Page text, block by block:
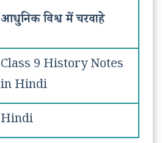
आधुनिक विश्व में चरवाहे
Class 9 History Notes
in Hindi
Hindi